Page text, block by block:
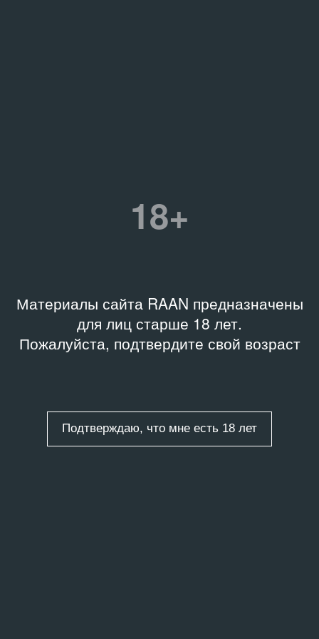
18+
Материалы сайта RAAN предназначены
для лиц старше 18 лет.
Пожалуйста, подтвердите свой возраст
Подтверждаю, что мне есть 18 лет